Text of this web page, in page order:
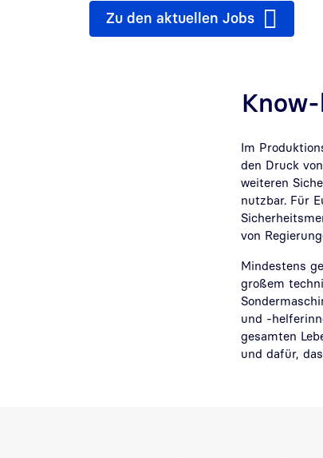
Zu den aktuellen Jobs
Im
den Druck
weiteren
nutzbar. Für
von
Mindestens
großem
und -
gesamten
und dafür,